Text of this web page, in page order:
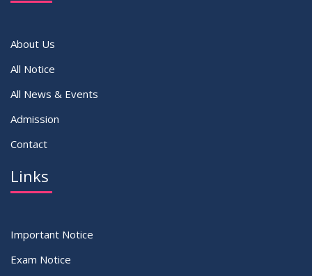
About Us
All Notice
All News & Events
Admission
Contact
Links
Important Notice
Exam Notice